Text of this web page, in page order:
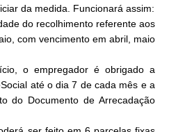
da medida. Funcionará assim:
do recolhimento referente aos
com vencimento em abril, maio
o empregador é obrigado a
até o dia 7 de cada mês e a
do Documento de Arrecadação